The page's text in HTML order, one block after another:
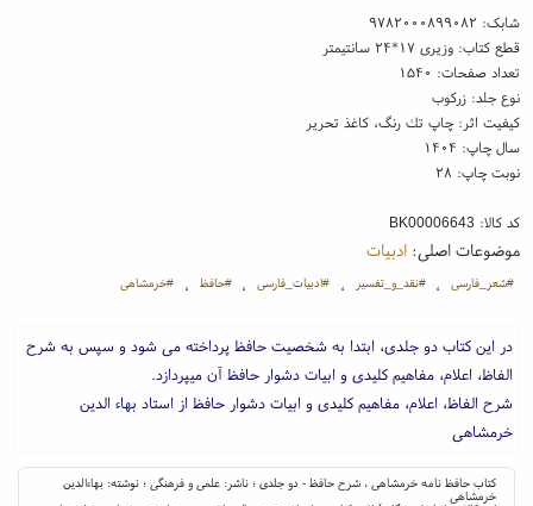
شابک: ۹۷۸۲۰۰۰۸۹۹۰۸۲
قطع کتاب: وزیری ۱۷*۲۴ سانتیمتر
تعداد صفحات: ۱۵۴۰
نوع جلد: زرکوب
کیفیت اثر: چاپ تك رنگ، کاغذ تحریر
سال چاپ: ۱۴۰۴
نوبت چاپ: ۲۸
کد کالا: BK00006643
موضوعات اصلی:ادبیات
#شعر_فارسی ، #نقد_و_تفسیر ، #ادبیات_فارسی ، #حافظ ، #خرمشاهی
در این کتاب دو جلدی، ابتدا به شخصیت حافظ پرداخته می شود و سپس به شرح
الفاظ، اعلام، مفاهیم کلیدی و ابیات دشوار حافظ آن میپردازد.
شرح الفاظ، اعلام، مفاهیم کلیدی و ابیات دشوار حافظ از استاد بهاء الدین
خرمشاهی
کتاب حافظ نامه خرمشاهی ، شرح حافظ - دو جلدی ؛ ناشر: علمی و فرهنگی ؛ نوشته: بهاءالدین
خرمشاهی